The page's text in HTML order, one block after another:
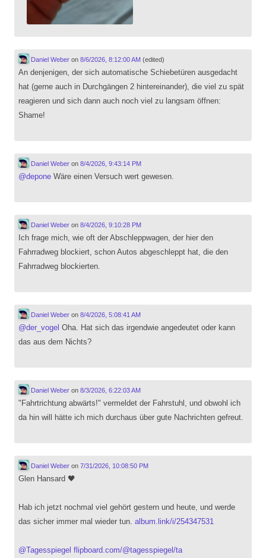
Daniel Weberon 8/6/2026, 8:12:00 AM (edited)
An denjenigen, der sich automatische Schiebetüren ausgedacht
hat (gerne auch in Durchgängen 2 hintereinander), die viel zu spät
reagieren und sich dann auch noch viel zu langsam öffnen:
Shame!
Daniel Weberon 8/4/2026, 9:43:14 PM
@depone Wäre einen Versuch wert gewesen.
Daniel Weberon 8/4/2026, 9:10:28 PM
Ich frage mich, wie oft der Abschleppwagen, der hier den
Fahrradweg blockiert, schon Autos abgeschleppt hat, die den
Fahrradweg blockierten.
Daniel Weberon 8/4/2026, 5:08:41 AM
@der_vogel Oha. Hat sich das irgendwie angedeutet oder kann
das aus dem Nichts?
Daniel Weberon 8/3/2026, 6:22:03 AM
"Fahrtrichtung abwärts!" vermeldet der Fahrstuhl, und obwohl ich
da hin will hätte ich mich durchaus über gute Nachrichten gefreut.
Daniel Weberon 7/31/2026, 10:08:50 PM
Glen Hansard 🖤
Hab ich jetzt nochmal viel gehört gestern und heute, und werde
das sicher immer mal wieder tun. album.link/i/254347531
@Tagesspiegel flipboard.com/@tagesspiegel/ta